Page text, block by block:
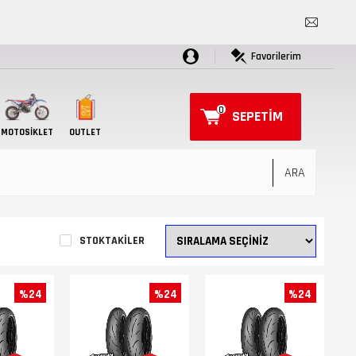
Favorilerim
MOTOSIKLET OUTLET
SEPETIM
0
STOKTAKILER
%24 %24 %24